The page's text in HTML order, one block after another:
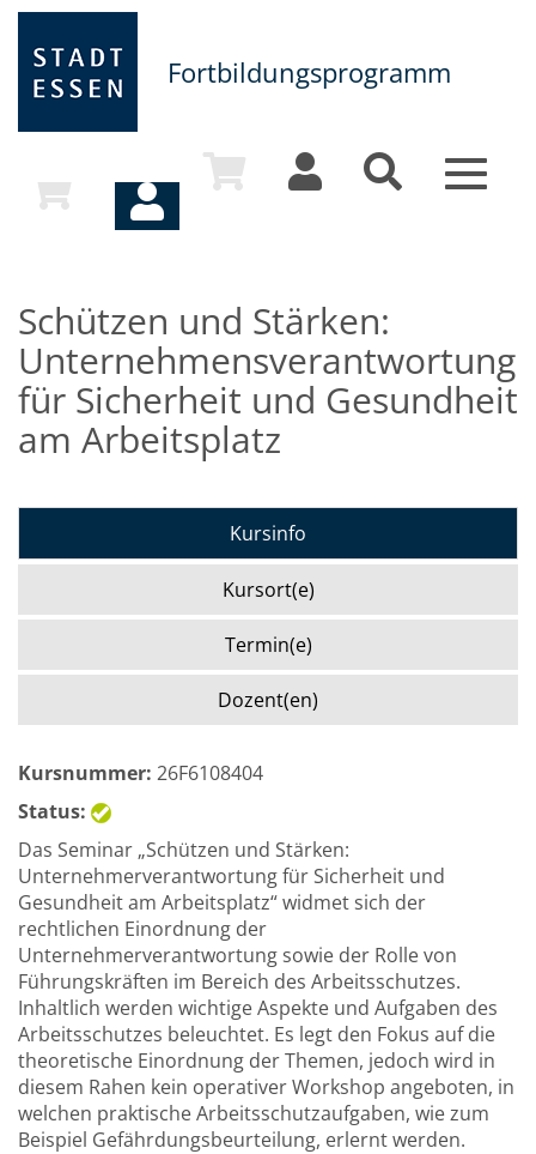
Fortbildungsprogramm
Toggle
Schützen und Stärken:
Unternehmensverantwortung
für Sicherheit und Gesundheit
am Arbeitsplatz
Kursinfo
Kursort(e)
Termin(e)
Dozent(en)
Kursnummer: 26F6108404
Status:
Das Seminar „Schützen und Stärken:
Unternehmerverantwortung für Sicherheit und
Gesundheit am Arbeitsplatz“ widmet sich der
rechtlichen Einordnung der
Unternehmerverantwortung sowie der Rolle von
Führungskräften im Bereich des Arbeitsschutzes.
Inhaltlich werden wichtige Aspekte und Aufgaben des
Arbeitsschutzes beleuchtet. Es legt den Fokus auf die
theoretische Einordnung der Themen, jedoch wird in
diesem Rahen kein operativer Workshop angeboten, in
welchen praktische Arbeitsschutzaufgaben, wie zum
Beispiel Gefährdungsbeurteilung, erlernt werden.